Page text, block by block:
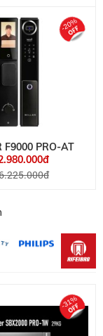
F9000 PRO-AT
-20%
-31%